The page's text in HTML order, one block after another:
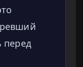
перед